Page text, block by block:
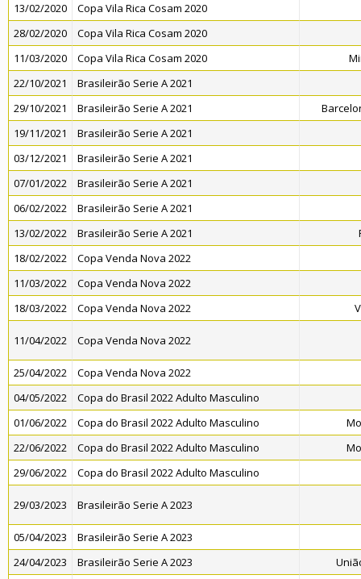
13/02/2020
Copa Vila Rica Cosam 2020
28/02/2020
Copa Vila Rica Cosam 2020
11/03/2020
Copa Vila Rica Cosam 2020
22/10/2021
Brasileirão Serie A 2021
29/10/2021
Brasileirão Serie A 2021
19/11/2021
Brasileirão Serie A 2021
03/12/2021
Brasileirão Serie A 2021
07/01/2022
Brasileirão Serie A 2021
06/02/2022
Brasileirão Serie A 2021
13/02/2022
Brasileirão Serie A 2021
18/02/2022
Copa Venda Nova 2022
11/03/2022
Copa Venda Nova 2022
18/03/2022
Copa Venda Nova 2022
11/04/2022 Copa Venda Nova 2022
25/04/2022
Copa Venda Nova 2022
04/05/2022
Copa do Brasil 2022 Adulto Masculino
01/06/2022
Copa do Brasil 2022 Adulto Masculino
22/06/2022
Copa do Brasil 2022 Adulto Masculino
29/06/2022
Copa do Brasil 2022 Adulto Masculino
29/03/2023 Brasileirão Serie A 2023
05/04/2023
Brasileirão Serie A 2023
24/04/2023
Brasileirão Serie A 2023